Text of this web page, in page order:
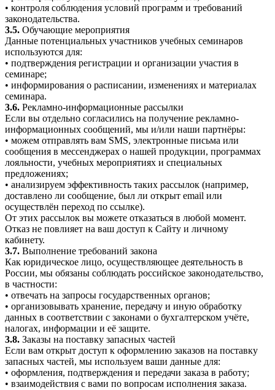
• контроля соблюдения условий программ и требований
законодательства.
3.5. Обучающие мероприятия
Данные потенциальных участников учебных семинаров
используются для:
• подтверждения регистрации и организации участия в
семинаре;
• информирования о расписании, изменениях и материалах
семинара.
3.6. Рекламно-информационные рассылки
Если вы отдельно согласились на получение рекламно-
информационных сообщений, мы и/или наши партнёры:
• можем отправлять вам SMS, электронные письма или
сообщения в мессенджерах о нашей продукции, программах
лояльности, учебных мероприятиях и специальных
предложениях;
• анализируем эффективность таких рассылок (например,
доставлено ли сообщение, был ли открыт email или
осуществлён переход по ссылке).
От этих рассылок вы можете отказаться в любой момент.
Отказ не повлияет на ваш доступ к Сайту и личному
кабинету.
3.7. Выполнение требований закона
Как юридическое лицо, осуществляющее деятельность в
России, мы обязаны соблюдать российское законодательство,
в частности:
• отвечать на запросы государственных органов;
• организовывать хранение, передачу и иную обработку
данных в соответствии с законами о бухгалтерском учёте,
налогах, информации и её защите.
3.8. Заказы на поставку запасных частей
Если вам открыт доступ к оформлению заказов на поставку
запасных частей, мы используем ваши данные для:
• оформления, подтверждения и передачи заказа в работу;
• взаимодействия с вами по вопросам исполнения заказа.